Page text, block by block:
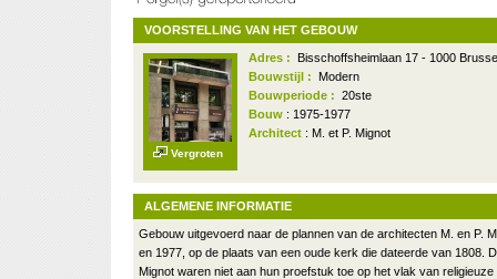
VOORSTELLING VAN HET GEBOUW
Vergroten
Adres :
Bisschoffsheimlaan 17 - 1000
Bouwstijl :
Modern
Bouwperiode : 20ste
Bouw : 1975-1977
Architect : M. et P. Mignot
ALGEMENE INFORMATIE
Gebouw uitgevoerd naar de plannen van de architecten M. en P.
en 1977, op de plaats van een oude kerk die dateerde van 1808.
Mignot waren niet aan hun proefstuk toe op het vlak van